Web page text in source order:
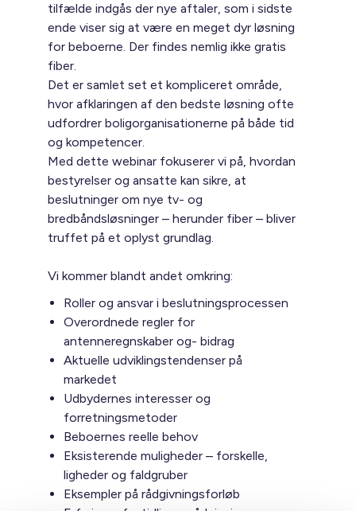
tilfælde indgås der nye aftaler, som i sidste
ende viser sig at være en meget dyr løsning
for beboerne. Der findes nemlig ikke gratis
fiber.
Det er samlet set et kompliceret område,
hvor afklaringen af den bedste løsning ofte
udfordrer boligorganisationerne på både tid
og kompetencer.
Med dette webinar fokuserer vi på, hvordan
bestyrelser og ansatte kan sikre, at
beslutninger om nye tv- og
bredbåndsløsninger – herunder fiber – bliver
truffet på et oplyst grundlag.
Vi kommer blandt andet omkring:
Roller og ansvar i beslutningsprocessen
Overordnede regler for
antenneregnskaber og- bidrag
Aktuelle udviklingstendenser på
markedet
Udbydernes interesser og
forretningsmetoder
Beboernes reelle behov
Eksisterende muligheder – forskelle,
ligheder og faldgruber
Eksempler på rådgivningsforløb